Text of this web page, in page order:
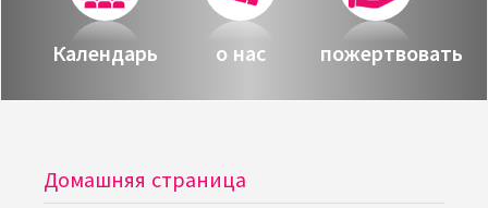
Календарь о нас пожертвовать
Домашняя страница